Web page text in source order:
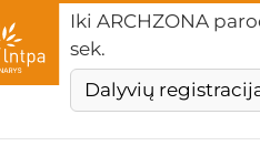
Iki ARCHZONA
sek.
Dalyvių